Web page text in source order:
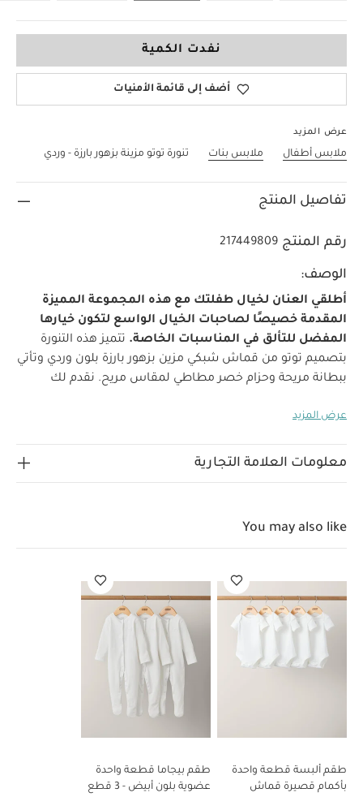
نفدت الكمية
أضف إلى قائمة الأمنيات
عرض المزيد
ملابس أطفال ملابس بنات تنورة توتو مزينة بزهور بارزة - وردي
تفاصيل المنتج
رقم المنتج 217449809
الوصف:
أطلقي العنان لخيال طفلتك مع هذه المجموعة المميزة
المقدمة خصيصًا لصاحبات الخيال الواسع لتكون خيارها
المفضل للتألق في المناسبات الخاصة. تتميز هذه التنورة
بتصميم توتو من قماش شبكي مزين بزهور بارزة بلون وردي وتأتي
ببطانة مريحة وحزام خصر مطاطي لمقاس مريح. نقدم لك
أنيقة تخطف الأنظار، فالقطع تأتيك مصنوعة من خامات فاخرة
تكتمل بالتفاصيل الدقيقة، فقد أضفنا الكثير من اللمسات
الخامات:
تعليمات العناية/الإرشادات:
دورة غسيل خفيفة على درجة
حرارة 40 درجة مئوية
ممنوع استخدام المبيضات
على درجة حرارة منخفضة
كيّ على درجة حرارة منخفضة
ممنوع التنظيف الجاف
تغسل الألوان الداكنة على حدة
كيّ على الجانب الداخلي
قد يعجبك أيضاً:
طقم ألبسة قطعة واحدة
بأكمام قصيرة قماش عضوي بلون أبيض - 5 قطع
طقم بيجاما قطعة
عرض المزيد
معلومات العلامة التجارية
You may also like
طقم ألبسة قطعة واحدة
بأكمام قصيرة قماش
طقم بيجاما قطعة واحدة
عضوية بلون أبيض - 3 قطع